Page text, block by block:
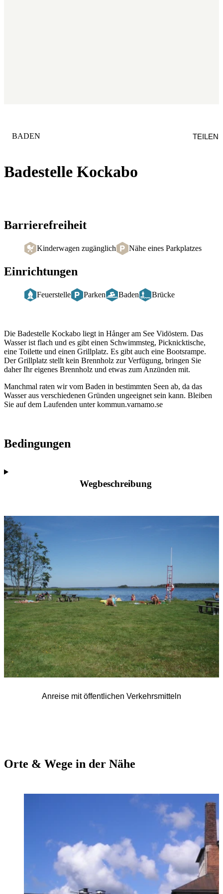
Badestelle Kockabo
KATEGORIE
BADEN TEILEN
Barrierefreiheit
Kinderwagen zugänglich Nähe eines Parkplatzes
Einrichtungen
Feuerstelle Parken Baden Brücke
Die Badestelle Kockabo liegt in Hånger am See Vidöstern. Das
Wasser ist flach und es gibt einen Schwimmsteg, Picknicktische,
eine Toilette und einen Grillplatz. Es gibt auch eine Bootsrampe.
Der Grillplatz stellt kein Brennholz zur Verfügung, bringen Sie
daher Ihr eigenes Brennholz und etwas zum Anzünden mit.
Manchmal raten wir vom Baden in bestimmten Seen ab, da das
Wasser aus verschiedenen Gründen ungeeignet sein kann. Bleiben
Sie auf dem Laufenden unter kommun.varnamo.se
Bedingungen
Wegbeschreibung
Bildergalerie
Anreise mit öffentlichen Verkehrsmitteln
Orte & Wege in der Nähe